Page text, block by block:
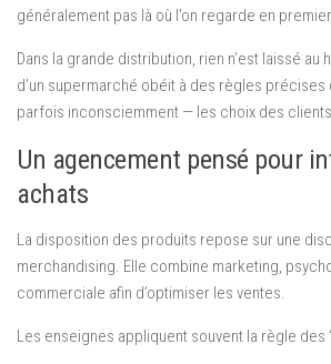
généralement pas là où l’on regarde en
Dans la grande distribution, rien n’est laissé au
d’un supermarché obéit à des règles
parfois inconsciemment — les choix des
Un agencement pensé pour
achats
La disposition des produits repose sur une
merchandising. Elle combine marketing,
commerciale afin d’optimiser les ventes.
Les enseignes appliquent souvent la règle des